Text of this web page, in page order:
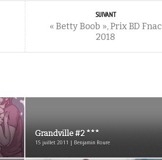
SUIVANT
« Betty Boob », Prix BD Fnac
2018
Grandville #2 ***
15 juillet 2011 | Benjamin Roure